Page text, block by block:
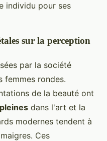
individu pour ses
sur la perception
par la société
femmes rondes.
de la beauté ont
dans l'art et la
modernes tendent à
Ces